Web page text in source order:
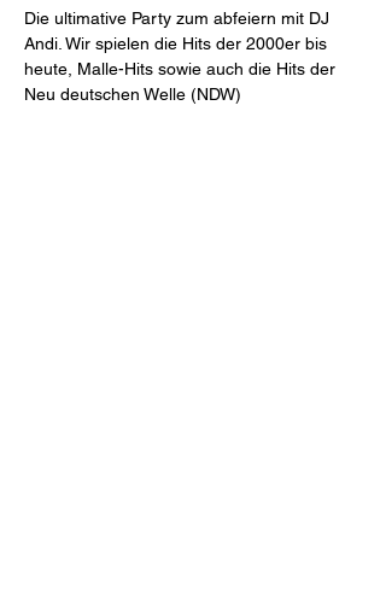
Die ultimative Party zum abfeiern mit DJ
Andi. Wir spielen die Hits der 2000er bis
heute, Malle-Hits sowie auch die Hits der
Neu deutschen Welle (NDW)